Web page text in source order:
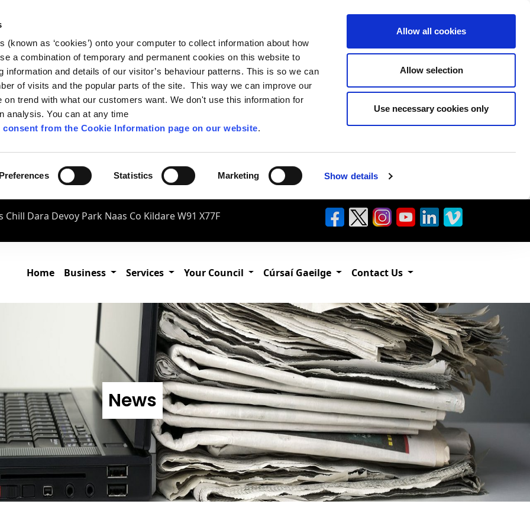
(known as ‘cookies’) onto your computer to collect information about how
a combination of temporary and permanent cookies on this website to
information and details of our visitor’s behaviour patterns. This is so we can
of visits and the popular parts of the site. This way we can improve our
on trend with what our customers want. We don't use this information for
analysis. You can at any time
from the Cookie Information page on our website.
Statistics Marketing Show details
Allow all cookies
Allow selection
Use necessary cookies only
Chill Dara Devoy Park Naas Co Kildare W91 X77F
Home Business Services Your Council Cúrsaí Gaeilge Contact Us
News